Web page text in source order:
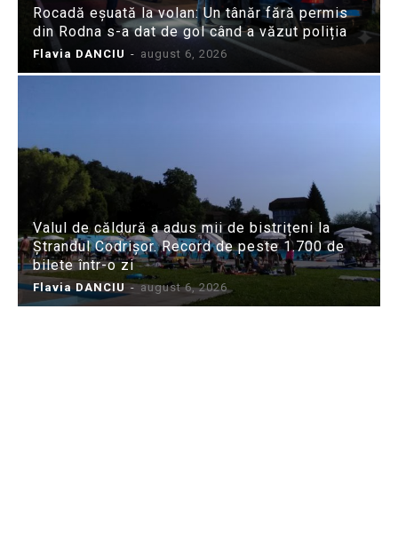
Rocadă eșuată la volan: Un tânăr fără permis
din Rodna s-a dat de gol când a văzut poliția
Flavia DANCIU - august 6, 2026
Valul de căldură a adus mii de bistrițeni la
Ștrandul Codrișor. Record de peste 1.700 de
bilete într-o zi
Flavia DANCIU - august 6, 2026